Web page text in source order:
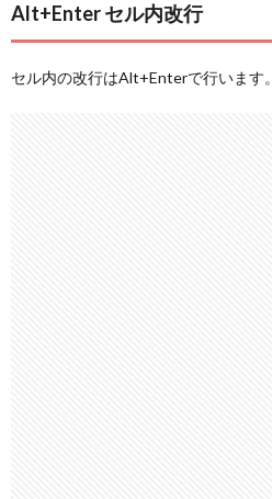
Alt+Enter セル内改行
セル内の改行はAlt+Enterで行います。